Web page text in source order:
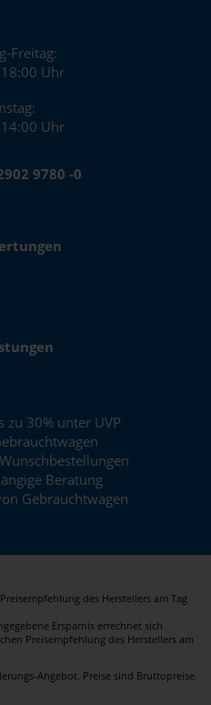
Freitag:
Uhr
Uhr
9780 -0
zu 30% unter UVP
Beratung
Gebrauchtwagen
des Herstellers am Tag
Ersparnis errechnet sich
Preisempfehlung des Herstellers am
Angebot. Preise sind Bruttopreise.